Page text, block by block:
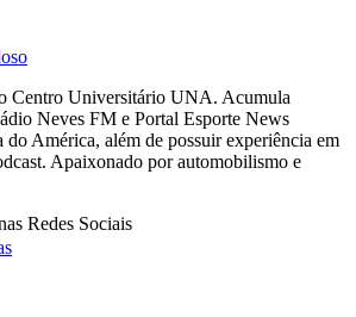
Centro Universitário UNA. Acumula
Neves FM e Portal Esporte News
América, além de possuir experiência em
Apaixonado por automobilismo e
Redes Sociais